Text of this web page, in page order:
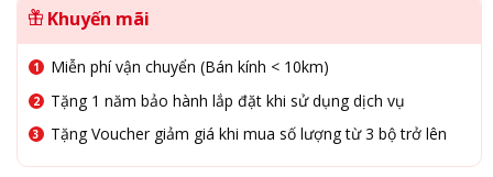
Khuyến mãi
Miễn phí vận chuyển (Bán kính < 10km)
Tặng 1 năm bảo hành lắp đặt khi sử dụng dịch vụ
Tặng Voucher giảm giá khi mua số lượng từ 3 bộ trở lên